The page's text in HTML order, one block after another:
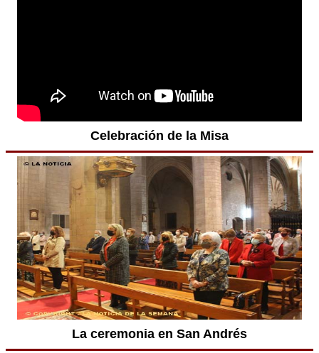
Celebración de la Misa
La ceremonia en San Andrés